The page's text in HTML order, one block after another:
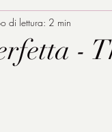
-
di lettura: 2 min